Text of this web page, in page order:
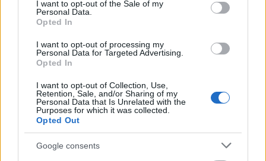
I want to opt-out of the Sale of my
Personal Data.
Opted In
I want to opt-out of processing my
Personal Data for Targeted Advertising.
Opted In
I want to opt-out of Collection, Use,
Retention, Sale, and/or Sharing of my
Personal Data that Is Unrelated with the
Purposes for which it was collected.
Opted Out
Google consents
„Jelene és jövője is van az amatőr
színjátszásnak”
TörökÁkos•2019. november 25.
Interjú Regős Jánossal, a FESZT-FEST főszervezőjével.
Por címmel mutat be új előadást a
Baltazár Színház
TörökÁkos•2019. november 25.